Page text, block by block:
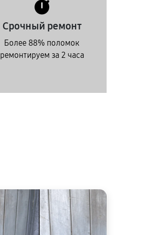
Срочный ремонт
Более 88% поломок
ремонтируем за 2 часа